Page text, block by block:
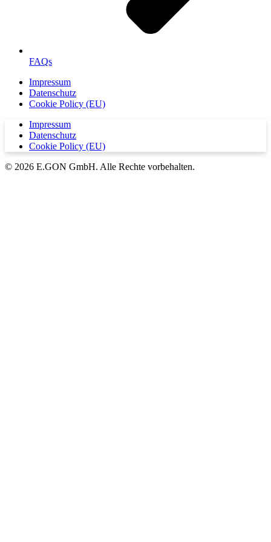
FAQs
Impressum
Datenschutz
Cookie Policy (EU)
Impressum
Datenschutz
Cookie Policy (EU)
© 2026 E.GON GmbH. Alle Rechte vorbehalten.